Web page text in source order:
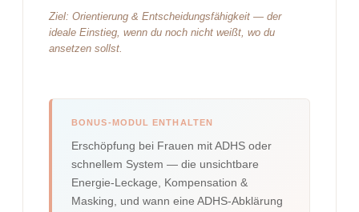
Ziel: Orientierung & Entscheidungsfähigkeit — der
ideale Einstieg, wenn du noch nicht weißt, wo du
ansetzen sollst.
BONUS-MODUL ENTHALTEN
Erschöpfung bei Frauen mit ADHS oder
schnellem System — die unsichtbare
Energie-Leckage, Kompensation &
Masking, und wann eine ADHS-Abklärung